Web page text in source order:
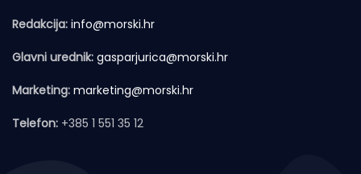
Redakcija: info@morski.hr
Glavni urednik: gasparjurica@morski.hr
Marketing: marketing@morski.hr
Telefon: +385 1 551 35 12